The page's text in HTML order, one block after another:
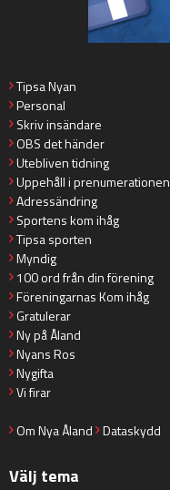
Tipsa Nyan
Personal
Skriv insändare
OBS det händer
Utebliven tidning
Uppehåll i prenumerationen
Adressändring
Sportens kom ihåg
Tipsa sporten
Myndig
100 ord från din förening
Föreningarnas Kom ihåg
Gratulerar
Ny på Åland
Nyans Ros
Nygifta
Vi firar
Om Nya Åland Dataskydd
Välj tema